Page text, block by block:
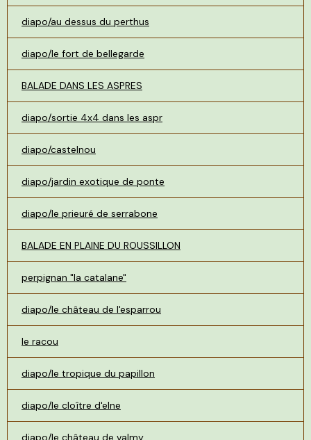
diapo/au dessus du perthus
diapo/le fort de bellegarde
BALADE DANS LES ASPRES
diapo/sortie 4x4 dans les aspr
diapo/castelnou
diapo/jardin exotique de ponte
diapo/le prieuré de serrabone
BALADE EN PLAINE DU ROUSSILLON
perpignan "la catalane"
diapo/le château de l'esparrou
le racou
diapo/le tropique du papillon
diapo/le cloître d'elne
diapo/le château de valmy